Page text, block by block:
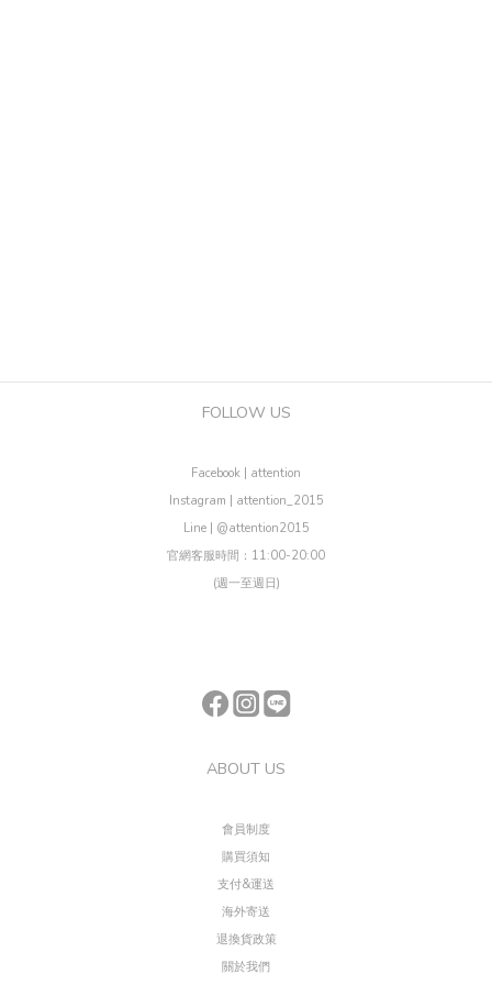
FOLLOW US
Facebook | attention
Instagram | attention_2015
Line | @attention2015
官網客服時間：11:00-20:00
(週一至週日)
ABOUT US
會員制度
購買須知
支付&運送
海外寄送
退換貨政策
關於我們